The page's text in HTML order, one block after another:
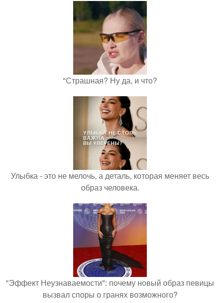
"Страшная? Ну да, и что?
Улыбка - это не мелочь, а деталь, которая меняет весь
образ человека.
"Эффект Неузнаваемости": почему новый образ певицы
вызвал споры о гранях возможного?